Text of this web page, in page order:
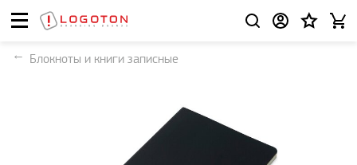
Блокноты и книги записные